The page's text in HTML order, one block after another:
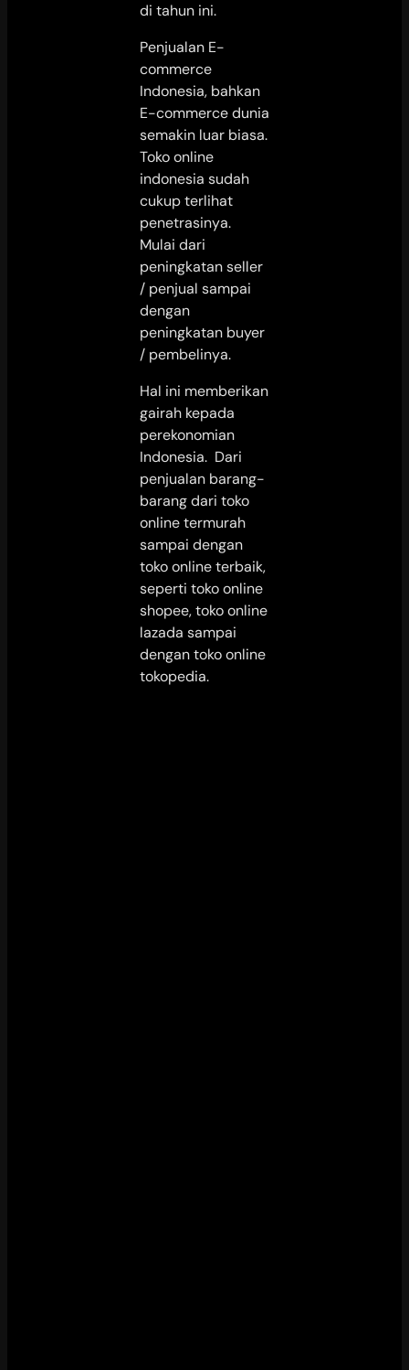
di tahun ini.
Penjualan E-
commerce
Indonesia, bahkan
E-commerce dunia
semakin luar biasa.
Toko online
indonesia sudah
cukup terlihat
penetrasinya.
Mulai dari
peningkatan seller
/ penjual sampai
dengan
peningkatan buyer
/ pembelinya.
Hal ini memberikan
gairah kepada
perekonomian
Indonesia. Dari
penjualan barang-
barang dari toko
online termurah
sampai dengan
toko online terbaik,
seperti toko online
shopee, toko online
lazada sampai
dengan toko online
tokopedia.